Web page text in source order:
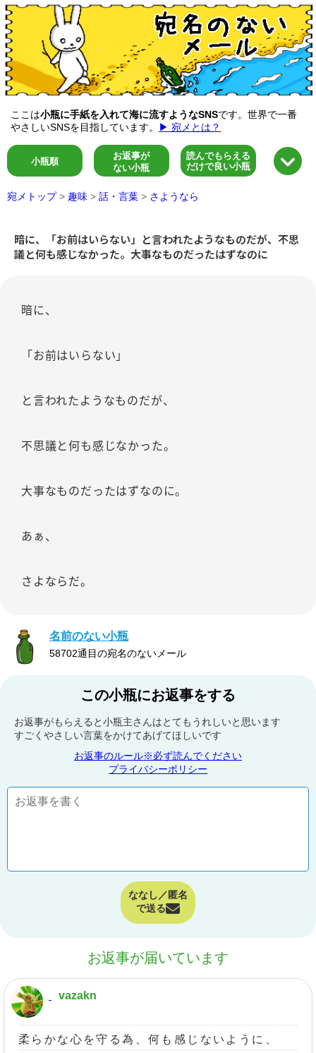
ここは小瓶に手紙を入れて海に流すようなSNSです。世界で一番
やさしいSNSを目指しています。
▶ 宛メとは？
小瓶順
お返事が
ない小瓶
読んでもらえる
だけで良い小瓶
宛メトップ > 趣味 > 話・言葉 > さようなら
暗に、「お前はいらない」と言われたようなものだが、不思
議と何も感じなかった。大事なものだったはずなのに
暗に、
「お前はいらない」
と言われたようなものだが、
不思議と何も感じなかった。
大事なものだったはずなのに。
あぁ、
さよならだ。
名前のない小瓶
58702通目の宛名のないメール
この小瓶にお返事をする
お返事がもらえると小瓶主さんはとてもうれしいと思います
すごくやさしい言葉をかけてあげてほしいです
お返事のルール※必ず読んでください
プライバシーポリシー
ななし／匿名
で送る
お返事が届いています
vazakn
柔らかな心を守る為、何も感じないように、